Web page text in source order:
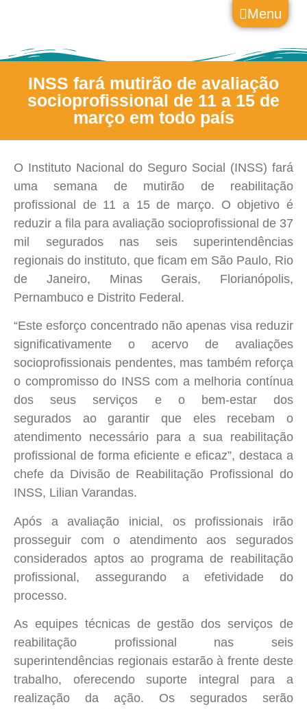
Menu
INSS fará mutirão de avaliação
socioprofissional de 11 a 15 de
março em todo país
O Instituto Nacional do Seguro Social (INSS) fará
uma semana de mutirão de reabilitação
profissional de 11 a 15 de março. O objetivo é
reduzir a fila para avaliação socioprofissional de 37
mil segurados nas seis superintendências
regionais do instituto, que ficam em São Paulo, Rio
de Janeiro, Minas Gerais, Florianópolis,
Pernambuco e Distrito Federal.
“Este esforço concentrado não apenas visa reduzir
significativamente o acervo de avaliações
socioprofissionais pendentes, mas também reforça
o compromisso do INSS com a melhoria contínua
dos seus serviços e o bem-estar dos
segurados ao garantir que eles recebam o
atendimento necessário para a sua reabilitação
profissional de forma eficiente e eficaz”, destaca a
chefe da Divisão de Reabilitação Profissional do
INSS, Lilian Varandas.
Após a avaliação inicial, os profissionais irão
prosseguir com o atendimento aos segurados
considerados aptos ao programa de reabilitação
profissional, assegurando a efetividade do
processo.
As equipes técnicas de gestão dos serviços de
reabilitação profissional nas seis
superintendências regionais estarão à frente deste
trabalho, oferecendo suporte integral para a
realização da ação. Os segurados serão